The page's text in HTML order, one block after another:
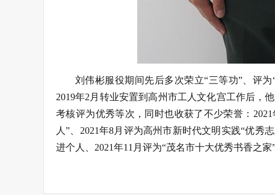
刘伟彬服役期间先后多次荣立“三等功”、评
2019年2月转业安置到高州市工人文化宫工作后，
考核评为优秀等次，同时也收获了不少荣誉：
人”、2021年8月评为高州市新时代文明实践“优秀
进个人、2021年11月评为“茂名市十大优秀书香之家”